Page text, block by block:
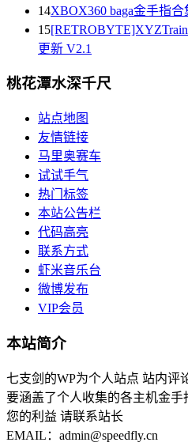
14XBOX360 baga金手指合
15
更新 V2.1
桃花潭水深千尺
站点地图
友情链接
马里奥赛车
试试手气
热门标签
本站公告栏
代码高亮
联系方式
虾米音乐台
微博发布
VIP会员
本站简介
七支剑的WP为个人站点 站内评
要涵盖了个人收集的各主机金手
您的利益 请联系站长
EMAIL：admin@speedfly.cn